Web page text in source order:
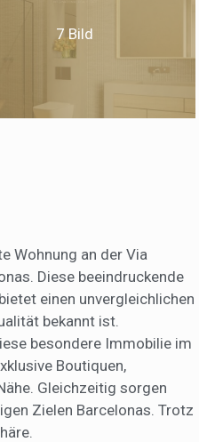
7 Bild
Wohnung an der Via
Diese beeindruckende
einen unvergleichlichen
bekannt ist.
besondere Immobilie im
Boutiquen,
Gleichzeitig sorgen
Zielen Barcelonas. Trotz
Informationen zu sammeln, um
akzeptieren Sie deren
zu konfigurieren und auf Wunsch
wird, obwohl er bedenken
auf der Website führen kann.
des Verhaltens der Nutzer dieser
es uns, die
Dienstleistungen zu
zu bieten.
über die Präferenzen und
die kontinuierliche
ihnen können wir die
auf das Surfprofil des Benutzers